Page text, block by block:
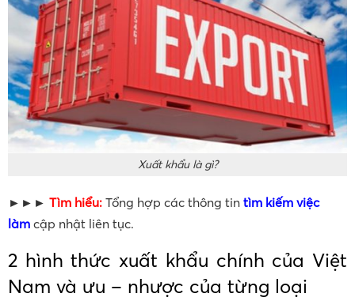
Xuất khẩu là gì?
►►► Tìm hiểu: Tổng hợp các thông tin tìm kiếm việc
làm cập nhật liên tục.
2 hình thức xuất khẩu chính của Việt
Nam và ưu – nhược của từng loại